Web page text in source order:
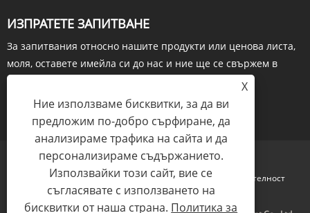
ИЗПРАТЕТЕ ЗАПИТВАНЕ
За запитвания относно нашите продукти или ценова листа,
моля, оставете имейла си до нас и ние ще се свържем в
рамките на 24 часа.
ЗАПИТВАНЕ СЕГА
Links Sitemap RSS XML Политика за поверителност
X
Ние използваме бисквитки, за да ви
предложим по-добро сърфиране, да
анализираме трафика на сайта и да
персонализираме съдържанието.
Използвайки този сайт, вие се
съгласявате с използването на
бисквитки от наша страна. Политика за